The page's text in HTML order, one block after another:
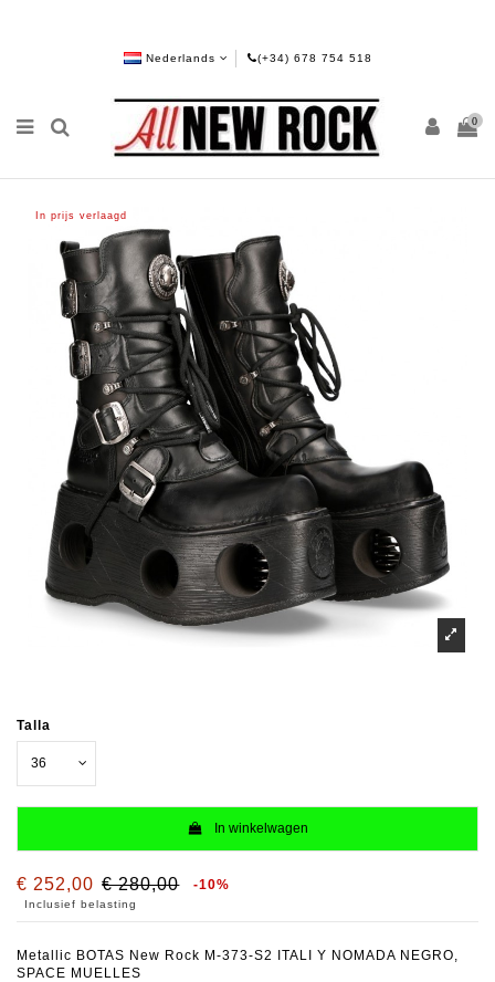
Nederlands (+34) 678 754 518
0
In prijs verlaagd
Talla
In winkelwagen
€ 252,00 € 280,00 -10%
Inclusief belasting
Metallic BOTAS New Rock M-373-S2 ITALI Y NOMADA NEGRO,
SPACE MUELLES